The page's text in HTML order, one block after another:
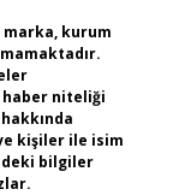
kurum
haber niteliği
kişiler ile isim
bilgiler